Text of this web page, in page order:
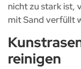
nicht zu stark ist,
mit Sand verfüllt
reinigen